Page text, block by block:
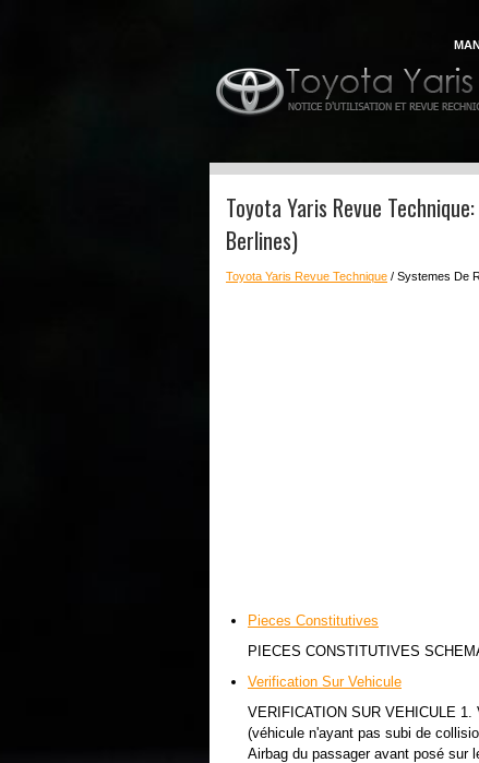
Toyota Yaris Revue
Berlines)
Toyota Yaris Revue Technique / Systemes De
Pieces Constitutives
PIECES CONSTITUTIVES
Verification Sur Vehicule
VERIFICATION SUR VEHICULE
(véhicule n'ayant pas subi de
Airbag du passager avant posé sur